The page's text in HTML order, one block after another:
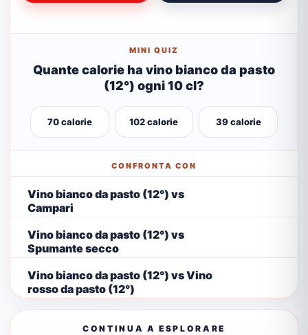
MINI QUIZ
Quante calorie ha vino bianco da pasto
(12°) ogni 10 cl?
70 calorie 102 calorie 39 calorie
CONFRONTA CON
Vino bianco da pasto (12°) vs
Campari
Vino bianco da pasto (12°) vs
Spumante secco
Vino bianco da pasto (12°) vs Vino
rosso da pasto (12°)
CONTINUA A ESPLORARE